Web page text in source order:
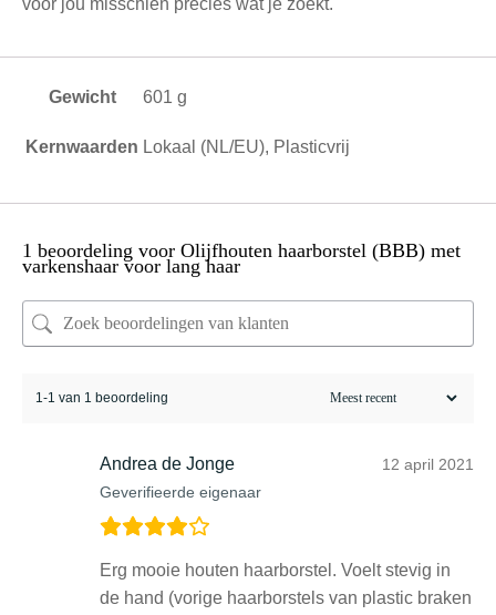
voor jou misschien precies wat je zoekt.
Gewicht 601 g
Kernwaarden Lokaal (NL/EU), Plasticvrij
1 beoordeling voor Olijfhouten haarborstel (BBB) met
varkenshaar voor lang haar
1-1 van 1 beoordeling
Andrea de Jonge
Geverifieerde eigenaar
12 april 2021
Erg mooie houten haarborstel. Voelt stevig in
de hand (vorige haarborstels van plastic braken